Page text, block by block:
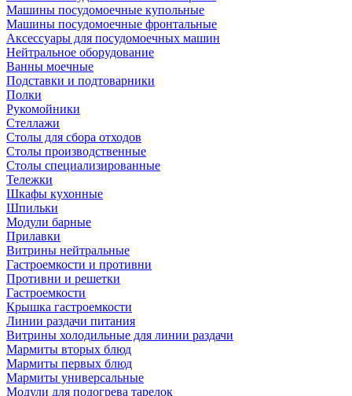
Машины посудомоечные купольные
Машины посудомоечные фронтальные
Аксессуары для посудомоечных машин
Нейтральное оборудование
Ванны моечные
Подставки и подтоварники
Полки
Рукомойники
Стеллажи
Столы для сбора отходов
Столы производственные
Столы специализированные
Тележки
Шкафы кухонные
Шпильки
Модули барные
Прилавки
Витрины нейтральные
Гастроемкости и противни
Противни и решетки
Гастроемкости
Крышка гастроемкости
Линии раздачи питания
Витрины холодильные для линии раздачи
Мармиты вторых блюд
Мармиты первых блюд
Мармиты универсальные
Модули для подогрева тарелок